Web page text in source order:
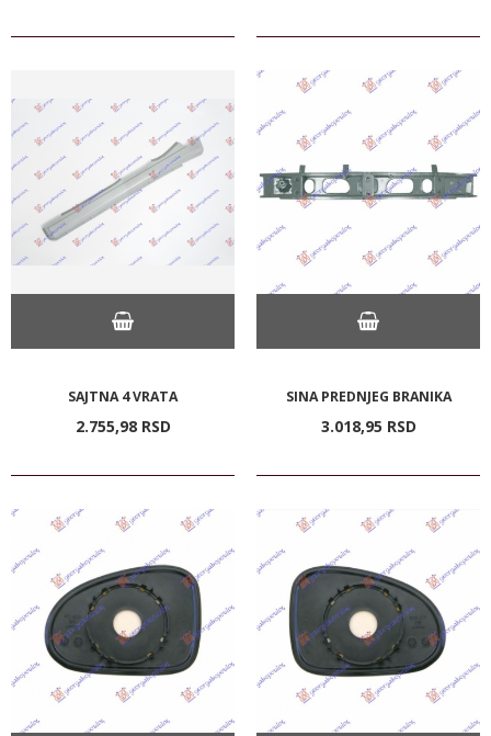
SAJTNA 4 VRATA
2.755,98 RSD
SINA PREDNJEG BRANIKA
3.018,95 RSD